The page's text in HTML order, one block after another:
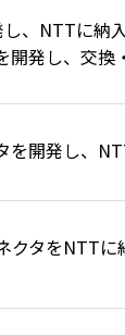
、NTTに納
発し、交換
開発し、
クタをNTTに